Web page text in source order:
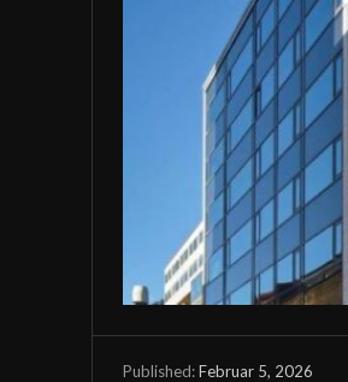
Published:Februar 5, 2026